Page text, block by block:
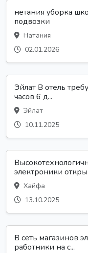
нетания уборка
подвозки
Натания
02.01.2026
Эйлат В отель
часов 6 д...
Эйлат
10.11.2025
электроники
Хайфа
13.10.2025
В сеть магазинов
работники на с...